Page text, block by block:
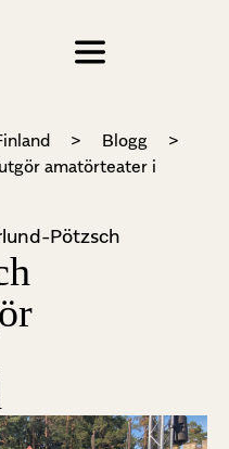
> Blogg
>
amatörteater i
Pötzsch